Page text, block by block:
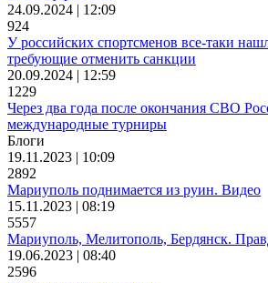
24.09.2024 | 12:09
924
У российских спортсменов все-таки
требующие отменить санкции
20.09.2024 | 12:59
1229
Через два года после окончания СВО
международные турниры
Блоги
19.11.2023 | 10:09
2892
Мариуполь поднимается из руин. Видео
15.11.2023 | 08:19
5557
Мариуполь, Мелитополь, Бердянск.
19.06.2023 | 08:40
2596